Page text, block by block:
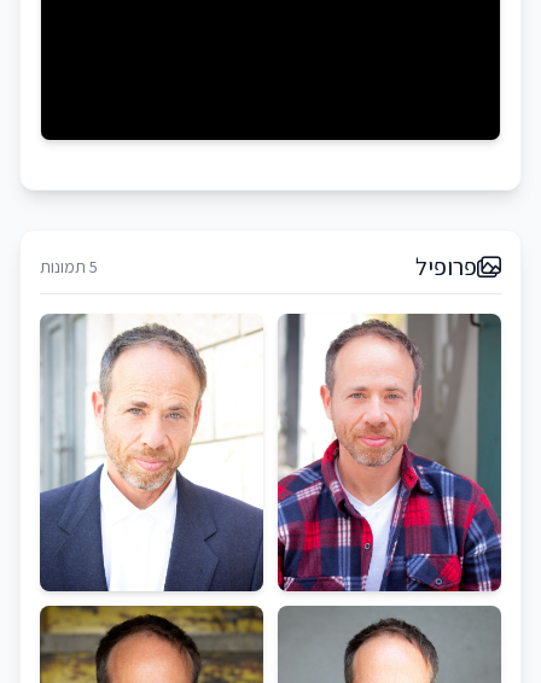
פרופיל 5 תמונות